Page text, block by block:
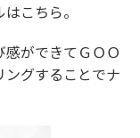
こちら。
ができてＧＯＯ
ングすることでナ